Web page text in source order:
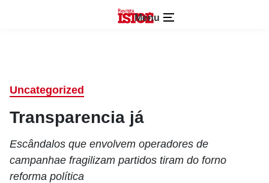
Menu
Uncategorized
Transparencia já
Escândalos que envolvem operadores de
campanhae fragilizam partidos tiram do forno
reforma política